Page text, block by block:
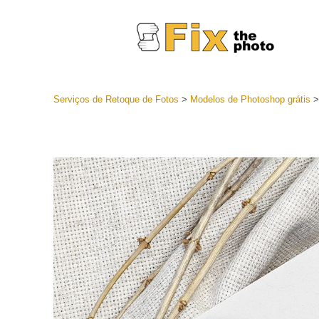
Serviços
oferta
Coleção
Serviços de Retoque de Fotos > Modelos de Photoshop grátis >